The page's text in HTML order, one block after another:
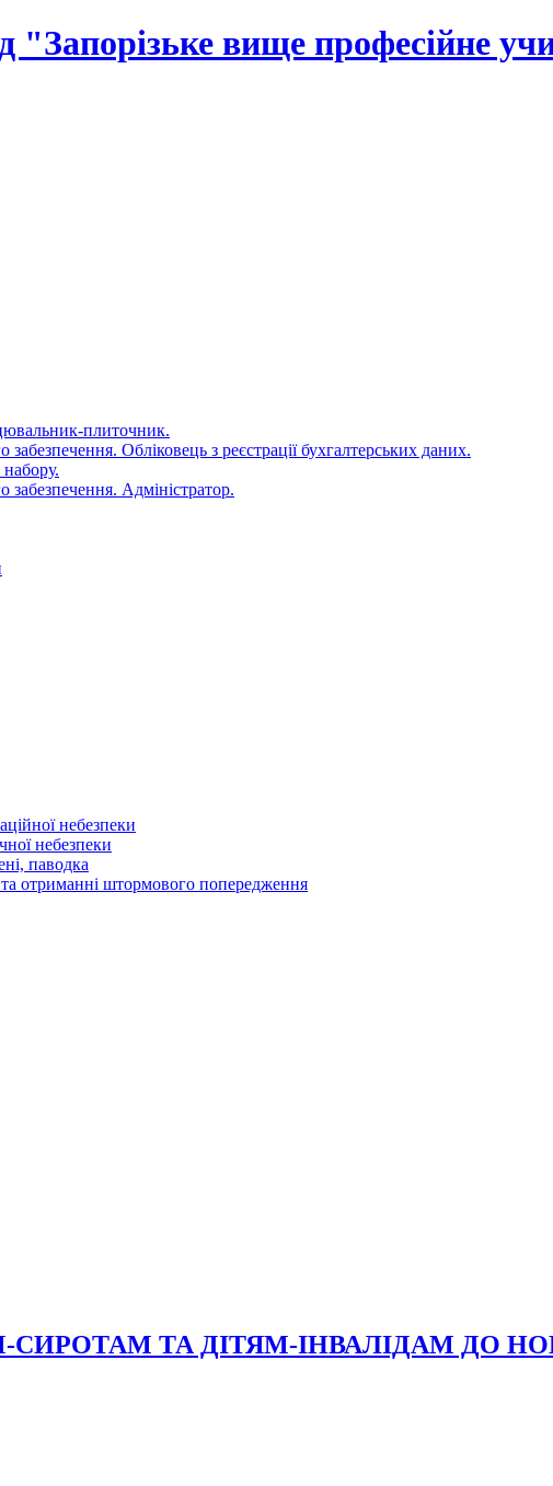
"Запорізьке вище професійне
плиточник.
Обліковець з реєстрації бухгалтерських даних.
забезпечення. Адміністратор.
небезпеки
небезпеки
паводка
отриманні штормового попередження
ТА ДІТЯМ-ІНВАЛІДАМ ДО